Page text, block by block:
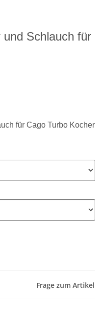
Schlauch für
für Cago Turbo Kocher
Frage zum Artikel